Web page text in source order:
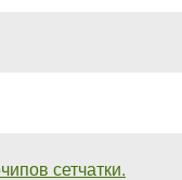
сетчатки.